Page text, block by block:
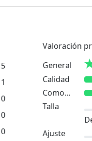
5
1
0
0
0
Valoración
General
Calidad
Comodidad
Talla
Ajuste